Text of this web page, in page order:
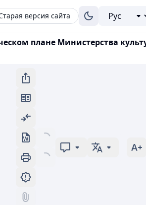
версия сайта
плане Министерства